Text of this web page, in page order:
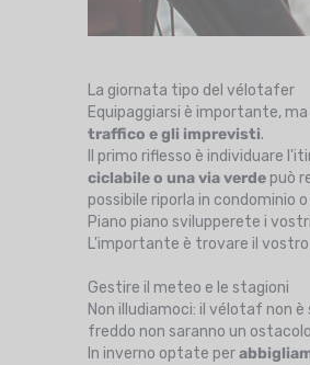
La giornata tipo del vélotafer
Equipaggiarsi è importante, ma
traffico e gli imprevisti.
Il primo riflesso è individuare
ciclabile o una via verde può
possibile riporla in condominio
Piano piano svilupperete i
L'importante è trovare il
Gestire il meteo e le stagioni
Non illudiamoci: il vélotaf non è
freddo non saranno un
In inverno optate per